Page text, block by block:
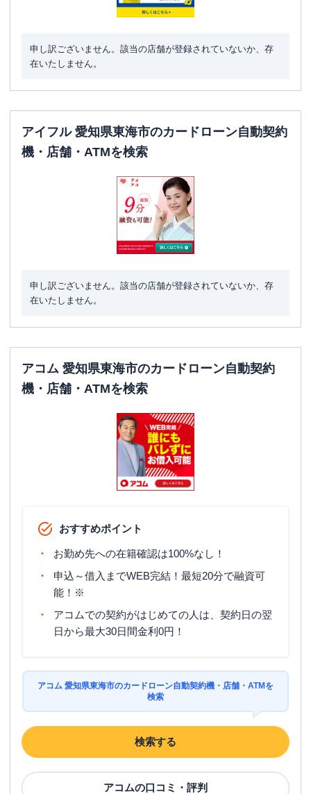
申し訳ございません。該当の店舗が登録されていないか、存
在いたしません。
アイフル 愛知県東海市のカードローン自動契約
機・店舗・ATMを検索
申し訳ございません。該当の店舗が登録されていないか、存
在いたしません。
アコム 愛知県東海市のカードローン自動契約
機・店舗・ATMを検索
おすすめポイント
お勤め先への在籍確認は100%なし！
申込～借入までWEB完結！最短20分で融資可
能！※
アコムでの契約がはじめての人は、契約日の翌
日から最大30日間金利0円！
アコム 愛知県東海市のカードローン自動契約機・店舗・ATMを
検索
検索する
アコムの口コミ・評判